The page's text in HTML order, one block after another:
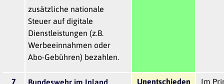
zusätzliche nationale
Steuer auf digitale
Dienstleistungen (z.B.
Werbeeinnahmen oder
Abo-Gebühren) bezahlen.
7 Bundeswehr im Inland Unentschieden Im